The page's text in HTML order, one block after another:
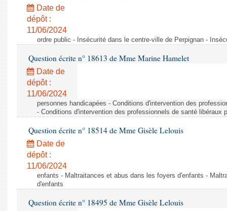
Date de
dépôt :
11/06/2024
ordre public - Insécurité dans le centre-ville de Perpignan -
Question écrite n° 18613 de Mme Marine Hamelet
Date de
dépôt :
11/06/2024
personnes handicapées - Conditions d'intervention des
- Conditions d'intervention des professionnels de santé libéraux
Question écrite n° 18514 de Mme Gisèle Lelouis
Date de
dépôt :
11/06/2024
enfants - Maltraitances et abus dans les foyers d'enfants -
d'enfants
Question écrite n° 18495 de Mme Gisèle Lelouis